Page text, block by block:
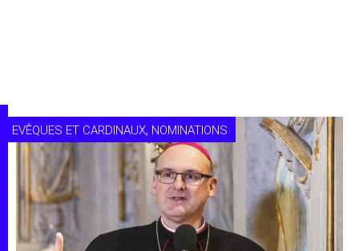
EVÊQUES ET CARDINAUX, NOMINATIONS